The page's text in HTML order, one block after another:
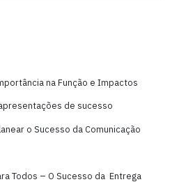
na Função e Impactos
de sucesso
o Sucesso da Comunicação
Todos – O Sucesso da Entrega